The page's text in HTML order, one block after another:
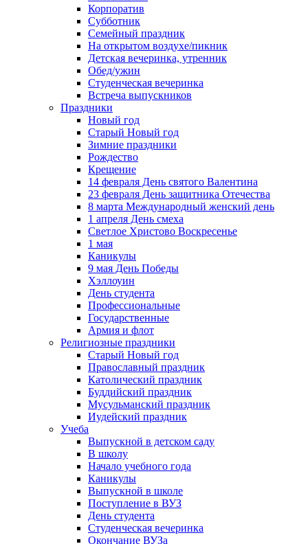
Корпоратив
Субботник
Семейный праздник
На открытом воздухе/пикник
Детская вечеринка, утренник
Обед/ужин
Студенческая вечеринка
Встреча выпускников
Праздники
Новый год
Старый Новый год
Зимние праздники
Рождество
Крещение
14 февраля День святого Валентина
23 февраля День защитника Отечества
8 марта Международный женский день
1 апреля День смеха
Светлое Христово Воскресенье
1 мая
Каникулы
9 мая День Победы
Хэллоуин
День студента
Профессиональные
Государственные
Армия и флот
Религиозные праздники
Старый Новый год
Православный праздник
Католический праздник
Буддийский праздник
Мусульманский праздник
Иудейский праздник
Учеба
Выпускной в детском саду
В школу
Начало учебного года
Каникулы
Выпускной в школе
Поступление в ВУЗ
День студента
Студенческая вечеринка
Окончание ВУЗа